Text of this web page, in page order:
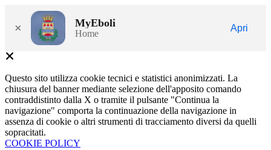
× MyEboli
Home
Apri
Questo sito utilizza cookie tecnici e statistici anonimizzati. La
chiusura del banner mediante selezione dell'apposito comando
contraddistinto dalla X o tramite il pulsante "Continua la
navigazione" comporta la continuazione della navigazione in
assenza di cookie o altri strumenti di tracciamento diversi da quelli
sopracitati.
COOKIE POLICY